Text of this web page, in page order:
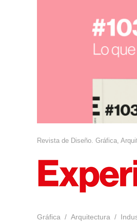
Revista de Diseño. Gráfica,
Gráfica Arquitectura